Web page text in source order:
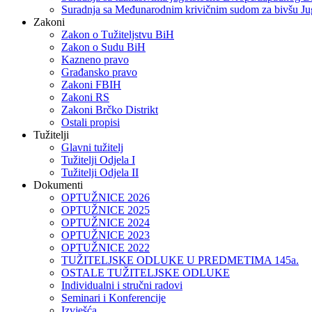
Suradnja sa Međunarodnim krivičnim sudom za bivšu
Zakoni
Zakon o Тužiteljstvu BiH
Zakon o Sudu BiH
Kazneno pravo
Građansko pravo
Zakoni FBIH
Zakoni RS
Zakoni Brčko Distrikt
Ostali propisi
Tužitelji
Glavni tužitelj
Tužitelji Odjela I
Tužitelji Odjela II
Dokumenti
OPTUŽNICE 2026
OPTUŽNICE 2025
OPTUŽNICE 2024
OPTUŽNICE 2023
OPTUŽNICE 2022
TUŽITELJSKE ODLUKE U PREDMETIMA 145a.
OSTALE TUŽITELJSKE ODLUKE
Individualni i stručni radovi
Seminari i Konferencije